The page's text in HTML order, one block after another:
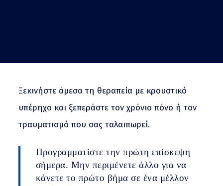
Ξεκινήστε άμεσα τη θεραπεία με κρουστικό
υπέρηχο και ξεπεράστε τον χρόνιο πόνο ή τον
τραυματισμό που σας ταλαιπωρεί.
Προγραμματίστε την πρώτη επίσκεψη
σήμερα. Μην περιμένετε άλλο για να
κάνετε το πρώτο βήμα σε ένα μέλλον